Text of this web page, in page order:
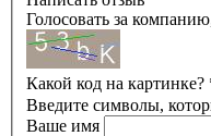
Голосовать за
Какой код на картинке?
Введите символы,
Ваше имя